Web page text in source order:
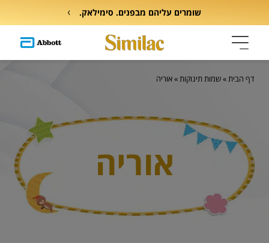
שומרים עליהם מבפנים. סימילאק.
אוריה
דף הבית»שמות תינוקות»אוריה